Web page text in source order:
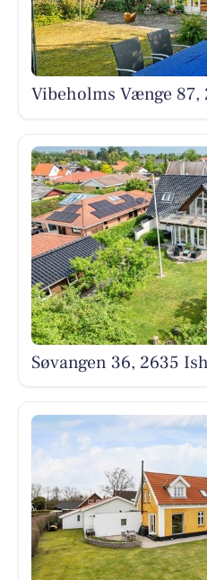
Vibeholms Vænge 87,
Søvangen 36, 2635